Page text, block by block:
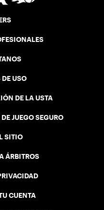
DE USO
DE LA USTA
JUEGO SEGURO
SITIO
ÁRBITROS
CUENTA